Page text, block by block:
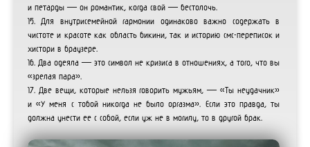
и петарды — он романтик, когда свой — бестолочь.
15. Для внутрисемейной гармонии одинаково важно содержать в
чистоте и красоте как область бикини, так и историю смс-переписок и
хистори в браузере.
16. Два одеяла — это символ не кризиса в отношениях, а того, что вы
«зрелая пара».
17. Две вещи, которые нельзя говорить мужьям, — «Ты неудачник»
и «У меня с тобой никогда не было оргазма». Если это правда, ты
должна унести ее с собой, если уж не в могилу, то в другой брак.